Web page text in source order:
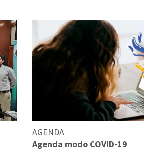
AGENDA
Agenda modo COVID-19